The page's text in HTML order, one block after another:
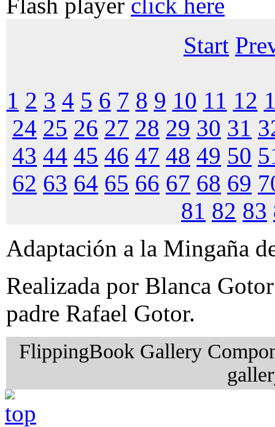
Flash player click here
Start
1 2 3 4 5 6 7 8 9 10 11 12
24 25 26 27 28 29 30 31
43 44 45 46 47 48 49 50
62 63 64 65 66 67 68 69
81 82 83
Adaptación a la Mingaña
Realizada por Blanca
padre Rafael Gotor.
FlippingBook Gallery